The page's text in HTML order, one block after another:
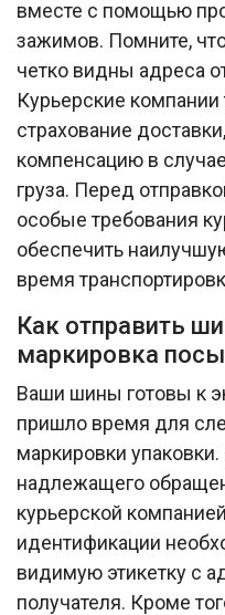
вместе с помощью
зажимов. Помните,
четко видны адреса
Курьерские
страхование
компенсацию в
груза. Перед
особые требования
обеспечить
время
Как отправить
маркировка
Ваши шины готовы к
пришло время для
маркировки
надлежащего
курьерской
идентификации
видимую этикетку с
получателя. Кроме